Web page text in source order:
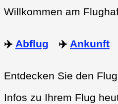
Willkommen am
✈️ Abflug ✈️ Ankunft
Entdecken Sie den
Infos zu Ihrem Flug